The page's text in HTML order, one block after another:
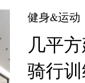
健身&运动
几平
骑行